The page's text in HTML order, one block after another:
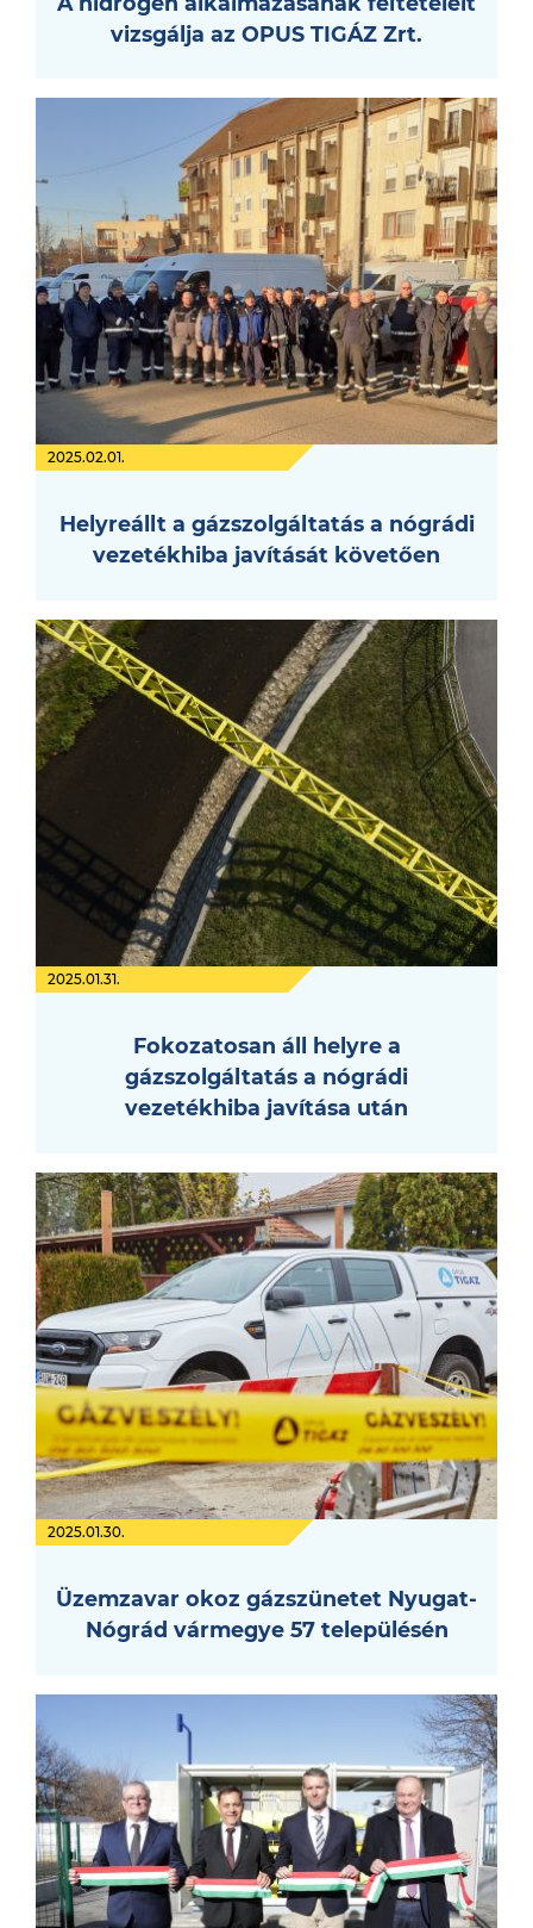
vizsgálja az OPUS TIGÁZ Zrt.
2025.02.01.
Helyreállt a gázszolgáltatás a nógrádi
vezetékhiba javítását követően
2025.01.31.
Fokozatosan áll helyre a
gázszolgáltatás a nógrádi
vezetékhiba javítása után
2025.01.30.
Üzemzavar okoz gázszünetet Nyugat-
Nógrád vármegye 57 településén